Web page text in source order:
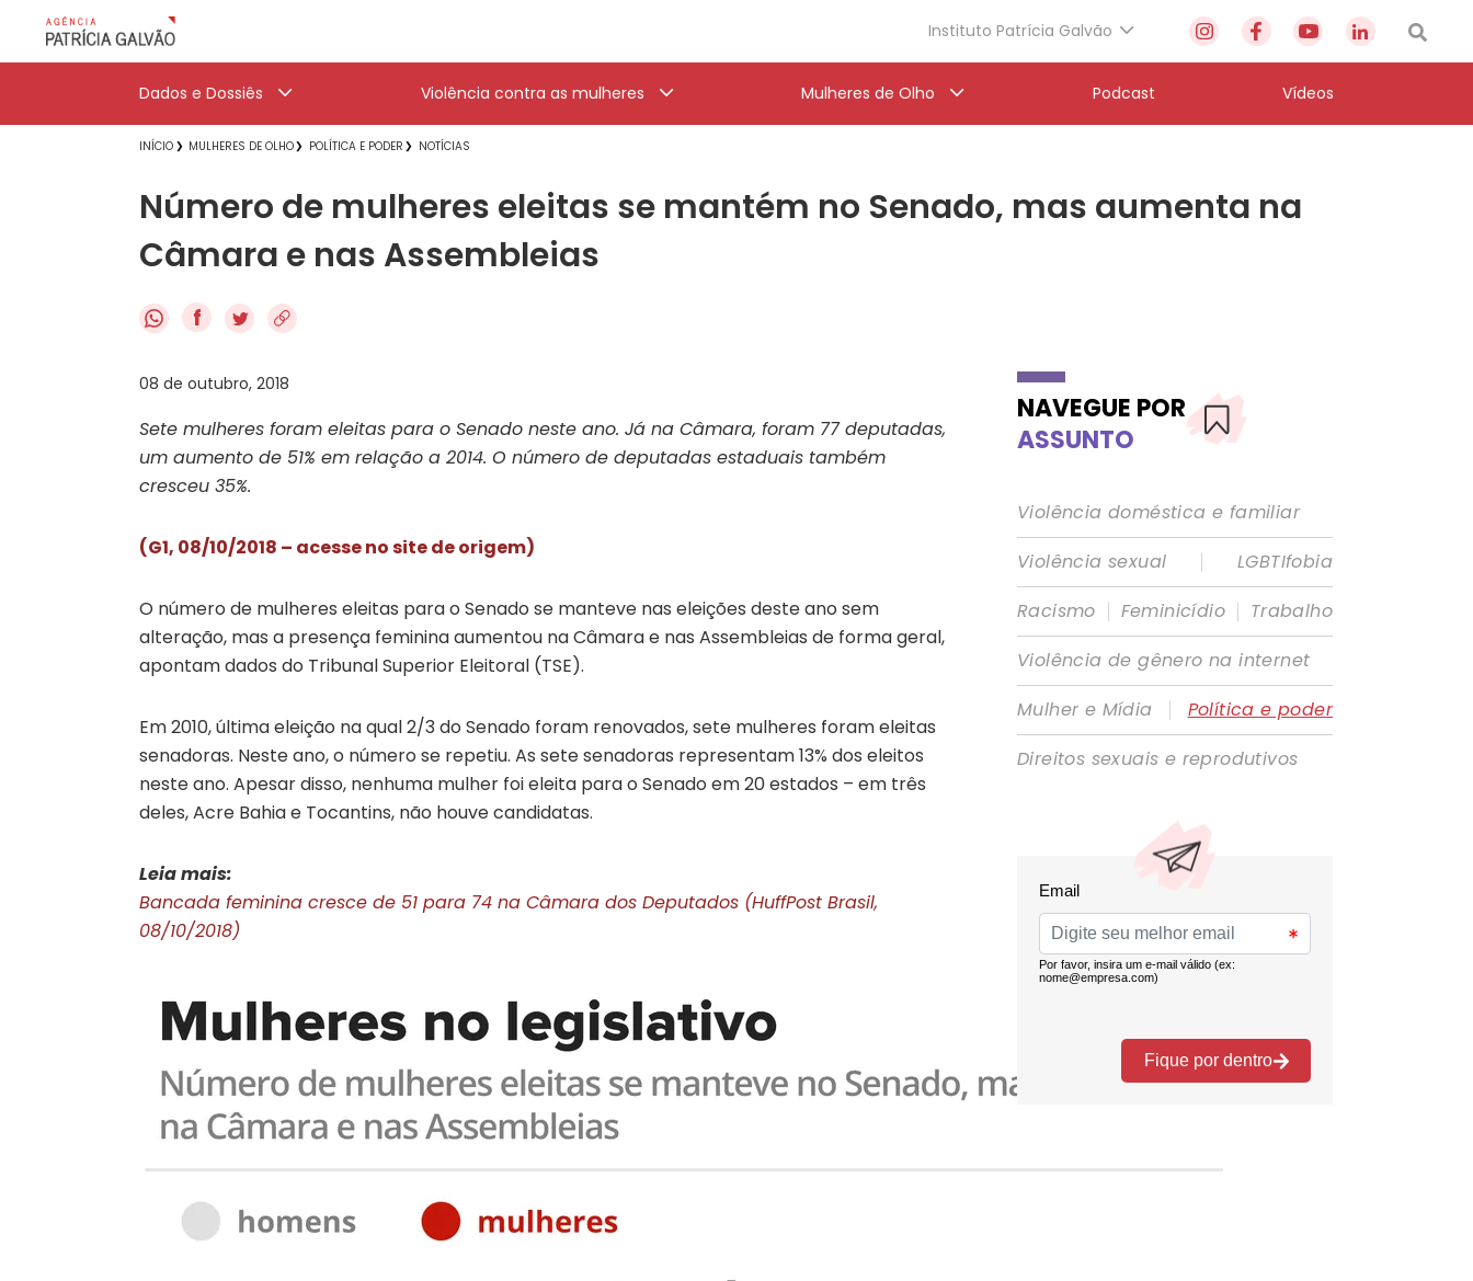
Instituto Patrícia Galvão
Dados e Dossiês Violência contra as mulheres Mulheres de Olho Podcast Vídeos
INÍCIO MULHERES DE OLHO POLÍTICA E PODER NOTÍCIAS
Número de mulheres eleitas se mantém no Senado, mas aumenta na
Câmara e nas Assembleias
f
08 de outubro, 2018
Sete mulheres foram eleitas para o Senado neste ano. Já na Câmara, foram 77 deputadas,
um aumento de 51% em relação a 2014. O número de deputadas estaduais também
cresceu 35%.
(G1, 08/10/2018 – acesse no site de origem)
O número de mulheres eleitas para o Senado se manteve nas eleições deste ano sem
alteração, mas a presença feminina aumentou na Câmara e nas Assembleias de forma geral,
apontam dados do Tribunal Superior Eleitoral (TSE).
Em 2010, última eleição na qual 2/3 do Senado foram renovados, sete mulheres foram eleitas
senadoras. Neste ano, o número se repetiu. As sete senadoras representam 13% dos eleitos
neste ano. Apesar disso, nenhuma mulher foi eleita para o Senado em 20 estados – em três
deles, Acre Bahia e Tocantins, não houve candidatas.
Leia mais:
Bancada feminina cresce de 51 para 74 na Câmara dos Deputados (HuffPost Brasil,
08/10/2018)
NAVEGUE POR
ASSUNTO
Violência doméstica e familiar
Violência sexual
|
LGBTIfobia
Racismo | Feminicídio | Trabalho
Violência de gênero na internet
Mulher e Mídia
|
Política e poder
Direitos sexuais e reprodutivos